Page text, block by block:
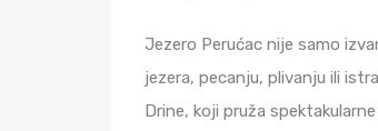
Jezero Perućac nije samo
jezera, pecanju, plivanju ili
Drine, koji pruža